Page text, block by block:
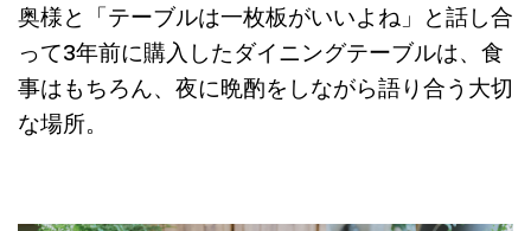
奥様と「テーブルは一枚板がいいよね」と話し合
って3年前に購入したダイニングテーブルは、食
事はもちろん、夜に晩酌をしながら語り合う大切
な場所。